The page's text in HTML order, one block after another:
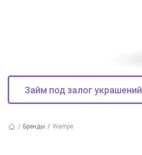
Займ под залог украшений
Бренды Wempe